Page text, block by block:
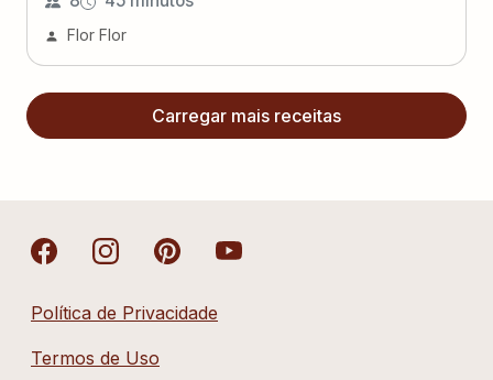
Flor Flor
Carregar mais receitas
Política de Privacidade
Termos de Uso